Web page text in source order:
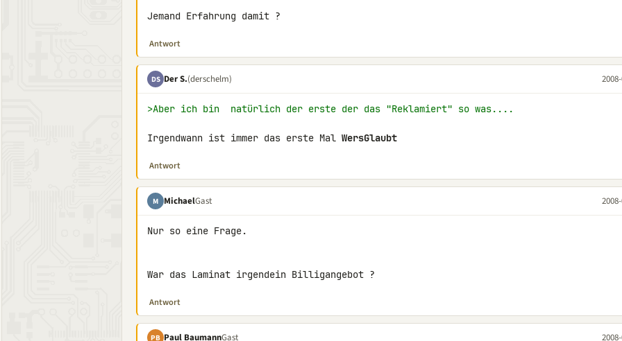
Jemand Erfahrung damit ?
Antwort
DS Der S.(derschelm)
>Aber ich bin  natürlich der erste der das "Reklamiert" so was....
Irgendwann ist immer das erste Mal WersGlaubt
Antwort
M MichaelGast
Nur so eine Frage.
War das Laminat irgendein Billigangebot ?
Antwort
PB Paul BaumannGast